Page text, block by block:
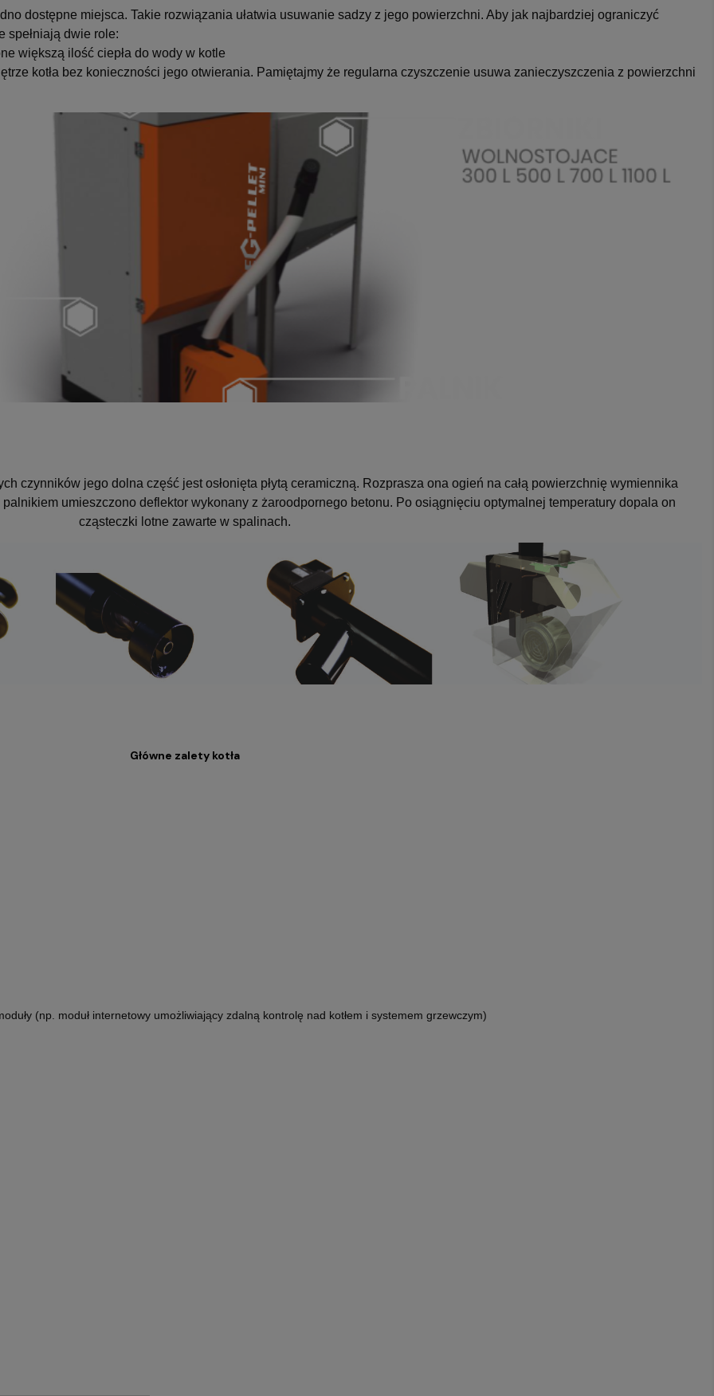
dostępne miejsca. Takie rozwiązania ułatwia usuwanie sadzy z jego powierzchni. Aby jak najbardziej ograniczyć
spełniają dwie role:
większą ilość ciepła do wody w kotle
kotła bez konieczności jego otwierania. Pamiętajmy że regularna czyszczenie usuwa zanieczyszczenia z powierzchni
czynników jego dolna część jest osłonięta płytą ceramiczną. Rozprasza ona ogień na całą powierzchnię wymiennika
umieszczono deflektor wykonany z żaroodpornego betonu. Po osiągnięciu optymalnej temperatury dopala on
cząsteczki lotne zawarte w spalinach.
Główne zalety kotła
(np. moduł internetowy umożliwiający zdalną kontrolę nad kotłem i systemem grzewczym)